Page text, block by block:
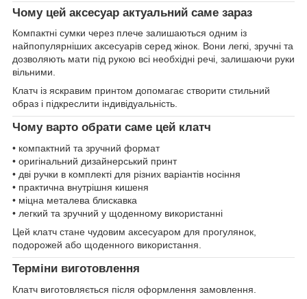
Чому цей аксесуар актуальний саме зараз
Компактні сумки через плече залишаються одним із
найпопулярніших аксесуарів серед жінок. Вони легкі, зручні та
дозволяють мати під рукою всі необхідні речі, залишаючи руки
вільними.
Клатч із яскравим принтом допомагає створити стильний
образ і підкреслити індивідуальність.
Чому варто обрати саме цей клатч
• компактний та зручний формат
• оригінальний дизайнерський принт
• дві ручки в комплекті для різних варіантів носіння
• практична внутрішня кишеня
• міцна металева блискавка
• легкий та зручний у щоденному використанні
Цей клатч стане чудовим аксесуаром для прогулянок,
подорожей або щоденного використання.
Терміни виготовлення
Клатч виготовляється після оформлення замовлення.